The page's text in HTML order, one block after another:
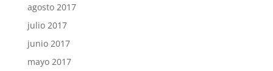
agosto 2017
julio 2017
junio 2017
mayo 2017